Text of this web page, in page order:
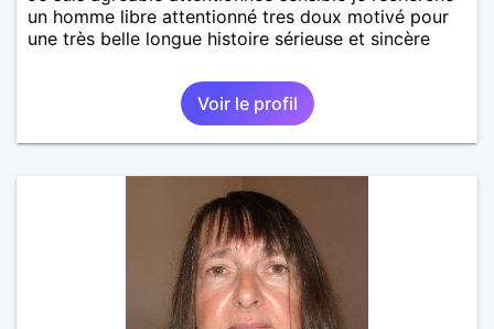
un homme libre attentionné tres doux motivé pour
une très belle longue histoire sérieuse et sincère
Voir le profil